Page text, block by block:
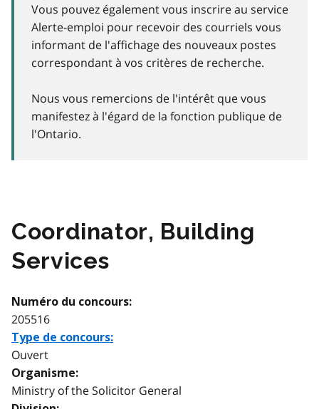
Vous pouvez également vous inscrire au service
Alerte-emploi pour recevoir des courriels vous
informant de l'affichage des nouveaux postes
correspondant à vos critères de recherche.
Nous vous remercions de l'intérêt que vous
manifestez à l'égard de la fonction publique de
l'Ontario.
Coordinator, Building
Services
Numéro du concours:
205516
Type de concours:
Ouvert
Organisme:
Ministry of the Solicitor General